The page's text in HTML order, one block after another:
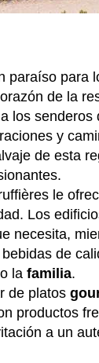
paraíso para
de la
los senderos
y
de esta
le
Los
necesita,
de
o la familia.
de platos
productos
a un